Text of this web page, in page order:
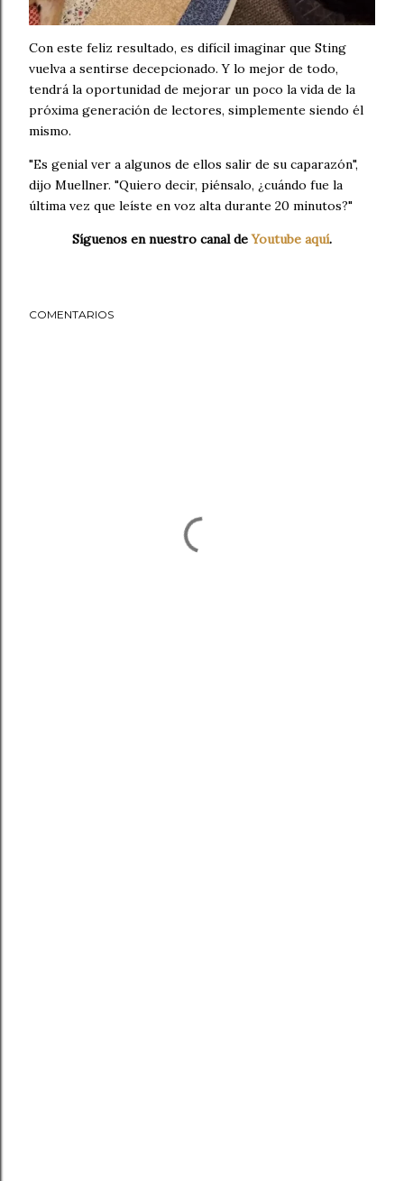
Con este feliz resultado, es difícil imaginar que Sting
vuelva a sentirse decepcionado. Y lo mejor de todo,
tendrá la oportunidad de mejorar un poco la vida de la
próxima generación de lectores, simplemente siendo él
mismo.
"Es genial ver a algunos de ellos salir de su caparazón",
dijo Muellner. "Quiero decir, piénsalo, ¿cuándo fue la
última vez que leíste en voz alta durante 20 minutos?"
Síguenos en nuestro canal deYoutube aquí.
COMENTARIOS